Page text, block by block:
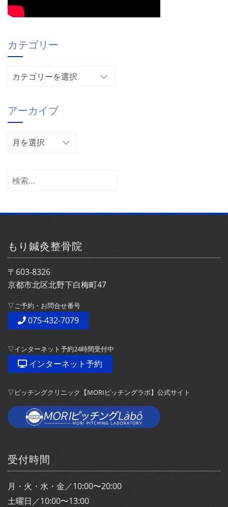
カテゴリー
リ
ー
アーカイブ
ア
イ
検
もり鍼灸整骨院
〒603-8326
京都市北区北野下白梅町47
▽ご予約・お問合せ番号
075-432-7079
▽インターネット予約24時間受付中
インターネット予約
▽ピッチングクリニック【MORIピッチングラボ】公式サイト
受付時間
月・火・水・金／10:00〜20:00
土曜日／10:00〜13:00